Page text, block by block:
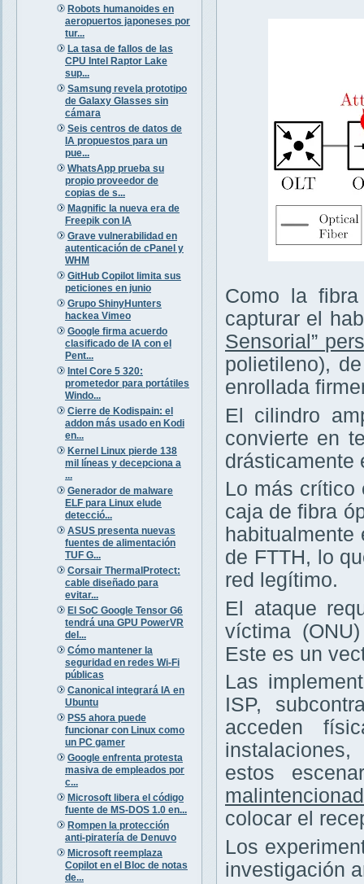
Robots humanoides en
aeropuertos japoneses por
tur...
La tasa de fallos de las
CPU Intel Raptor Lake
sup...
Samsung revela prototipo
de Galaxy Glasses sin
cámara
Seis centros de datos de
IA propuestos para un
pue...
WhatsApp prueba su
propio proveedor de
copias de s...
Magnific la nueva era de
Freepik con IA
Grave vulnerabilidad en
autenticación de cPanel y
WHM
GitHub Copilot limita sus
peticiones en junio
Grupo ShinyHunters
hackea Vimeo
Google firma acuerdo
clasificado de IA con el
Pent...
Intel Core 5 320:
prometedor para portátiles
Windo...
Cierre de Kodispain: el
addon más usado en Kodi
en...
Kernel Linux pierde 138
mil líneas y decepciona a
...
Generador de malware
ELF para Linux elude
detecció...
ASUS presenta nuevas
fuentes de alimentación
TUF G...
Corsair ThermalProtect:
cable diseñado para
evitar...
El SoC Google Tensor G6
tendrá una GPU PowerVR
del...
Cómo mantener la
seguridad en redes Wi-Fi
públicas
Canonical integrará IA en
Ubuntu
PS5 ahora puede
funcionar con Linux como
un PC gamer
Google enfrenta protesta
masiva de empleados por
c...
Microsoft libera el código
fuente de MS-DOS 1.0 en...
Rompen la protección
anti-piratería de Denuvo
Microsoft reemplaza
Copilot en el Bloc de notas
de...
Como la
capturar el
Sensorial”
polietileno),
enrollada
El cilindro
convierte en
drásticamente
Lo más crítico
caja de fibra
de FTTH, lo
red legítimo.
El ataque
víctima
Este es un
Las
ISP,
acceden
estos
colocar el
Los
investigación